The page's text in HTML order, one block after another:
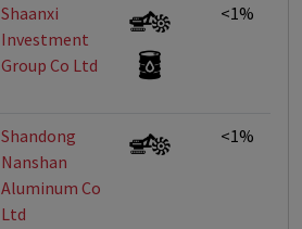
Shaanxi
Investment
Group Co Ltd
<1%
Shandong
Nanshan
Aluminum Co
Ltd
<1%